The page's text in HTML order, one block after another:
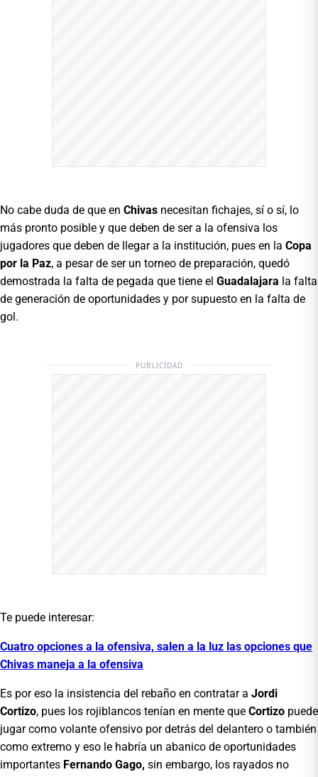
No cabe duda de que en Chivas necesitan fichajes, sí o sí, lo
más pronto posible y que deben de ser a la ofensiva los
jugadores que deben de llegar a la institución, pues en la Copa
por la Paz, a pesar de ser un torneo de preparación, quedó
demostrada la falta de pegada que tiene el Guadalajara la falta
de generación de oportunidades y por supuesto en la falta de
gol.
PUBLICIDAD
Te puede interesar:
Cuatro opciones a la ofensiva, salen a la luz las opciones que
Chivas maneja a la ofensiva
Es por eso la insistencia del rebaño en contratar a Jordi
Cortizo, pues los rojiblancos tenían en mente que Cortizo puede
jugar como volante ofensivo por detrás del delantero o también
como extremo y eso le habría un abanico de oportunidades
importantes Fernando Gago, sin embargo, los rayados no